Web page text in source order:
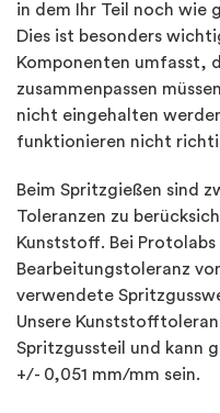
in dem Ihr Teil noch wie
Dies ist besonders
Komponenten umfasst,
zusammenpassen
nicht eingehalten
funktionieren nicht
Beim Spritzgießen sind
Toleranzen zu
Kunststoff. Bei
Bearbeitungstoleranz
verwendete
Unsere
Spritzgussteil und kann
+/- 0,051 mm/mm sein.